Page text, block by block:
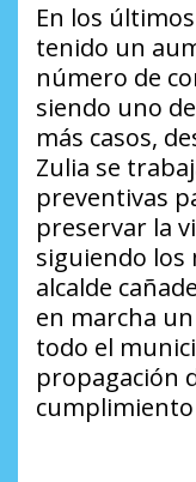
En los
tenido un
número de
siendo uno
más casos,
Zulia se
preventivas
preservar la
siguiendo los
alcalde
en marcha
todo el
propagación
cumplimiento